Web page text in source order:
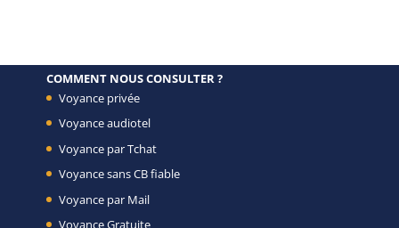
COMMENT NOUS CONSULTER ?
Voyance privée
Voyance audiotel
Voyance par Tchat
Voyance sans CB fiable
Voyance par Mail
Voyance Gratuite